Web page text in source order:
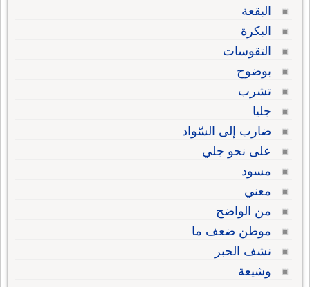
البقعة
البكرة
التقوسات
بوضوح
تشرب
جليا
ضارب إلى السّواد
على نحو جلي
مسود
معني
من الواضح
موطن ضعف ما
نشف الحبر
وشيعة